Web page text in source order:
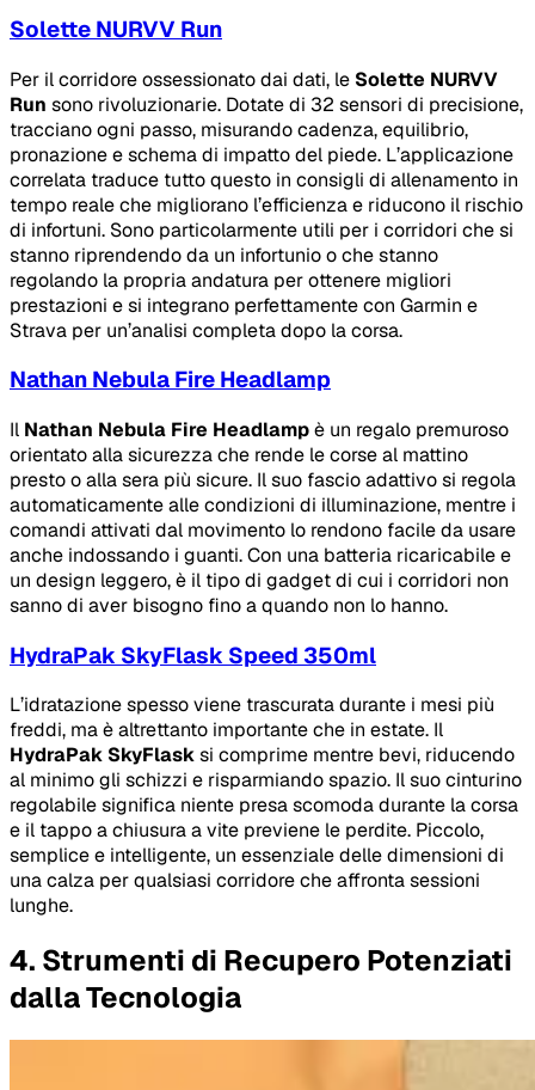
Solette NURVV Run
Per il corridore ossessionato dai dati, le Solette NURVV
Run sono rivoluzionarie. Dotate di 32 sensori di precisione,
tracciano ogni passo, misurando cadenza, equilibrio,
pronazione e schema di impatto del piede. L’applicazione
correlata traduce tutto questo in consigli di allenamento in
tempo reale che migliorano l’efficienza e riducono il rischio
di infortuni. Sono particolarmente utili per i corridori che si
stanno riprendendo da un infortunio o che stanno
regolando la propria andatura per ottenere migliori
prestazioni e si integrano perfettamente con Garmin e
Strava per un’analisi completa dopo la corsa.
Nathan Nebula Fire Headlamp
Il Nathan Nebula Fire Headlampè un regalo premuroso
orientato alla sicurezza che rende le corse al mattino
presto o alla sera più sicure. Il suo fascio adattivo si regola
automaticamente alle condizioni di illuminazione, mentre i
comandi attivati dal movimento lo rendono facile da usare
anche indossando i guanti. Con una batteria ricaricabile e
un design leggero, è il tipo di gadget di cui i corridori non
sanno di aver bisogno fino a quando non lo hanno.
HydraPak SkyFlask Speed 350ml
L’idratazione spesso viene trascurata durante i mesi più
freddi, ma è altrettanto importante che in estate. Il
HydraPak SkyFlasksi comprime mentre bevi, riducendo
al minimo gli schizzi e risparmiando spazio. Il suo cinturino
regolabile significa niente presa scomoda durante la corsa
e il tappo a chiusura a vite previene le perdite. Piccolo,
semplice e intelligente, un essenziale delle dimensioni di
una calza per qualsiasi corridore che affronta sessioni
lunghe.
4. Strumenti di Recupero Potenziati
dalla Tecnologia